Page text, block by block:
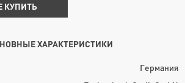
КУПИТЬ
ХАРАКТЕРИСТИКИ
Германия